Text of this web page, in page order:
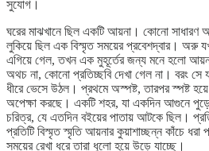
সুযোগ।
ঘরের মাঝখানে ছিল একটি আয়না। কোনো সাধারণ
লুকিয়ে ছিল এক বিস্মৃত সময়ের প্রবেশদ্বার। অরু
এগিয়ে গেল, তখন এক মুহূর্তের জন্য মনে হলো
অথচ না, কোনো প্রতিচ্ছবি দেখা গেল না। বরং সে
ধীরে ভেসে উঠল। প্রথমে অস্পষ্ট, তারপর স্পষ্ট
অপেক্ষা করছে। একটি শহর, যা একদিন আগুনে পুড়ে
চরিত্র, যে এতদিন বইয়ের পাতায় আটকে ছিল।
প্রতিটি বিস্মৃত স্মৃতি আয়নার কুয়াশাচ্ছন্ন কাঁচে
সময়ের রেখা ধরে তারা ধুলো হয়ে উড়ে যাচ্ছে।